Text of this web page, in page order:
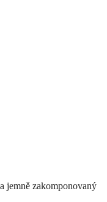
jemně zakomponovaný